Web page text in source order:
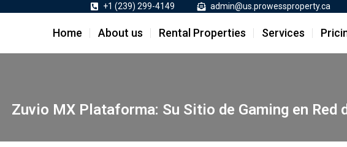
+1 (239) 299-4149 admin@us.prowessproperty.ca
Home About us Rental Properties Services
Zuvio MX Plataforma: Su Sitio de Gaming en Red